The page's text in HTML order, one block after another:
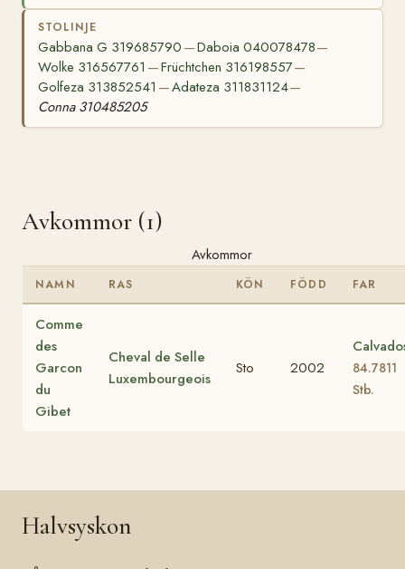
STOLINJE
Gabbana G 319685790 —Daboia 040078478—
Wolke 316567761 —Früchtchen 316198557—
Golfeza 313852541 —Adateza 311831124—
Conna 310485205
Avkommor (1)
Avkommor
NAMN RAS KÖN FÖDD FAR
Comme
des
Garcon
du
Gibet
Cheval de Selle
Luxembourgeois
Sto 2002
84.7811
Stb.
Halvsyskon